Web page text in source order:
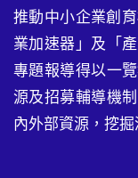
推動中小企業創
業加速器」及「
專題報導得以一
源及招募輔導機
內外部資源，挖